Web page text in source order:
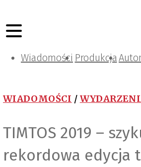
Wiadomości Produkcja
Projektowanie i konstrukcje
Zarządzanie i IT
Tematy specjalne
WIADOMOŚCI /
TIMTOS 2019 –
rekordowa edycja